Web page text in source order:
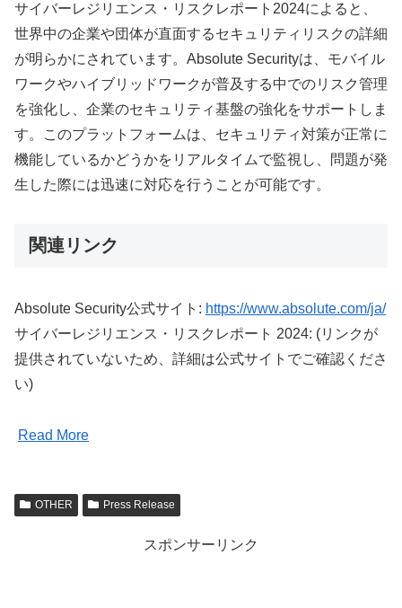
サイバーレジリエンス・リスクレポート2024によると、
世界中の企業や団体が直面するセキュリティリスクの詳細
が明らかにされています。Absolute Securityは、モバイル
ワークやハイブリッドワークが普及する中でのリスク管理
を強化し、企業のセキュリティ基盤の強化をサポートしま
す。このプラットフォームは、セキュリティ対策が正常に
機能しているかどうかをリアルタイムで監視し、問題が発
生した際には迅速に対応を行うことが可能です。
関連リンク
Absolute Security公式サイト: https://www.absolute.com/ja/
サイバーレジリエンス・リスクレポート 2024: (リンクが
提供されていないため、詳細は公式サイトでご確認くださ
い)
Read More
OTHER Press Release
スポンサーリンク